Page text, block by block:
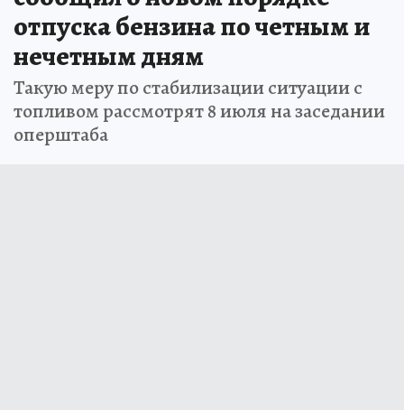
отпуска бензина по четным и
нечетным дням
Такую меру по стабилизации ситуации с
топливом рассмотрят 8 июля на заседании
оперштаба